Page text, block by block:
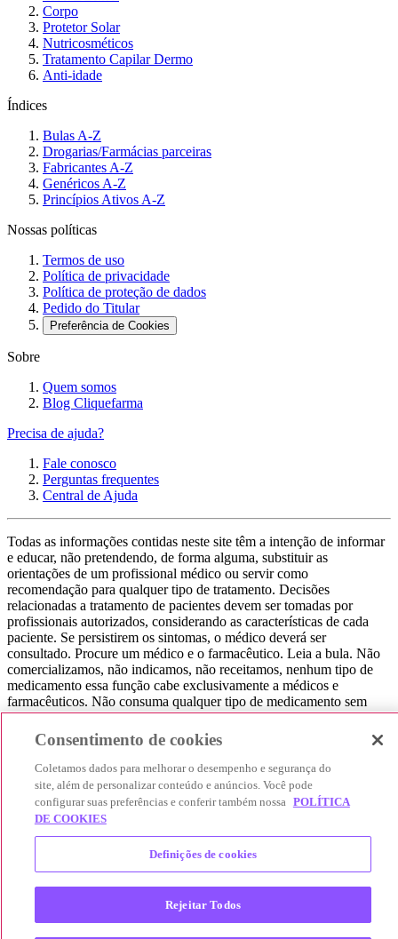
Corpo
Protetor Solar
Nutricosméticos
Tratamento Capilar Dermo
Anti-idade
Índices
Bulas A-Z
Drogarias/Farmácias parceiras
Fabricantes A-Z
Genéricos A-Z
Princípios Ativos A-Z
Nossas políticas
Termos de uso
Política de privacidade
Política de proteção de dados
Pedido do Titular
Preferência de Cookies
Sobre
Quem somos
Blog Cliquefarma
Precisa de ajuda?
Fale conosco
Perguntas frequentes
Central de Ajuda
Todas as informações contidas neste site têm a intenção de informar
e educar, não pretendendo, de forma alguma, substituir as
orientações de um profissional médico ou servir como
recomendação para qualquer tipo de tratamento. Decisões
relacionadas a tratamento de pacientes devem ser tomadas por
profissionais autorizados, considerando as características de cada
paciente. Se persistirem os sintomas, o médico deverá ser
consultado. Procure um médico e o farmacêutico. Leia a bula. Não
comercializamos, não indicamos, não receitamos, nenhum tipo de
medicamento essa função cabe exclusivamente a médicos e
farmacêuticos. Não consuma qualquer tipo de medicamento sem
consultar seu médico. Não somos uma loja ou marketplace, ou seja,
não realizamos a venda de medicamentos, apenas contribuímos para
que você encontre o preço mais barato, comparando os preços de
produtos farmacêuticos. Contribuímos e damos auxílio para que sua
experiência seja bem-sucedida, mas a finalização da compra
acontece nos sites das nossas lojas parceiras.
© 2025 Afya Participações S.A. - todos os direitos reservados.
01424-001 - CNPJ 23.399.329/0002-53.
Consentimento de cookies
Coletamos dados para melhorar o desempenho e segurança do
site, além de personalizar conteúdo e anúncios. Você pode
configurar suas preferências e conferir também nossa POLÍTICA
DE COOKIES
Definições de cookies
Rejeitar Todos